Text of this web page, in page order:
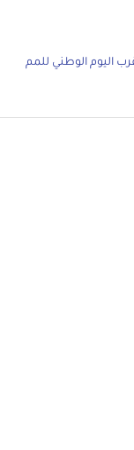
اليوم الوطني للمم